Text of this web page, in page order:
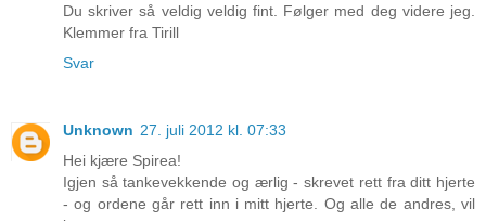
Du skriver så veldig veldig fint. Følger med deg videre jeg.
Klemmer fra Tirill
Svar
Unknown 27. juli 2012 kl. 07:33
Hei kjære Spirea!
Igjen så tankevekkende og ærlig - skrevet rett fra ditt hjerte
- og ordene går rett inn i mitt hjerte. Og alle de andres, vil